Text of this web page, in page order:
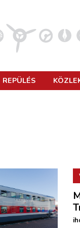
REPÜLÉS